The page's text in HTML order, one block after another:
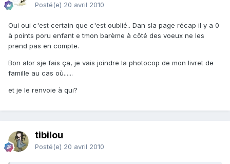
Posté(e) 20 avril 2010
Oui oui c'est certain que c'est oublié.. Dan sla page récap il y a 0
à points poru enfant e tmon barème à côté des voeux ne les
prend pas en compte.
Bon alor sje fais ça, je vais joindre la photocop de mon livret de
famille au cas où......
et je le renvoie à qui?
tibilou
Posté(e) 20 avril 2010